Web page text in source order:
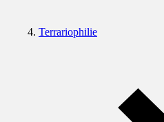
Terrariophilie